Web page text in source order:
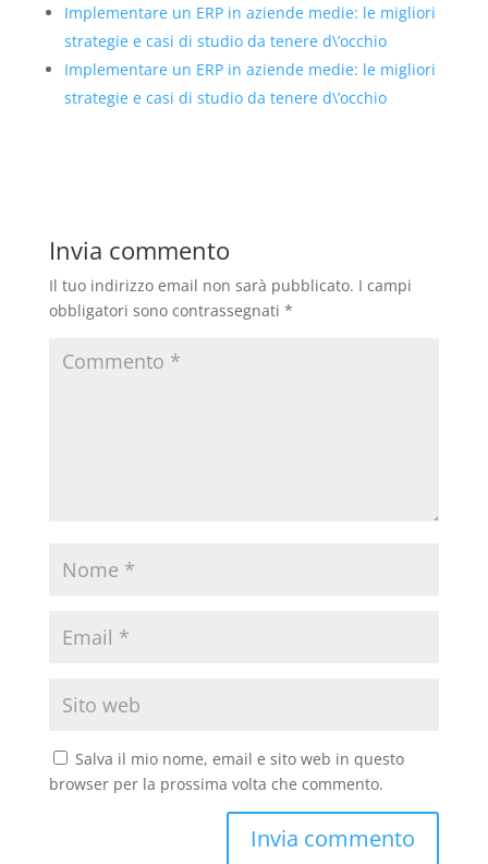
Implementare un ERP in aziende medie: le migliori
strategie e casi di studio da tenere d\’occhio
Implementare un ERP in aziende medie: le migliori
strategie e casi di studio da tenere d\’occhio
Invia commento
Il tuo indirizzo email non sarà pubblicato. I campi
obbligatori sono contrassegnati *
Salva il mio nome, email e sito web in questo
browser per la prossima volta che commento.